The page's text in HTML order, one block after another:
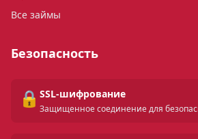
Все займы
Безопасность
🔒 SSL-шифрование
Защищенное соединение для